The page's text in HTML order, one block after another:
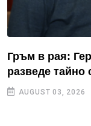
Гръм в рая:
разведе тайно
AUGUST 03, 2026